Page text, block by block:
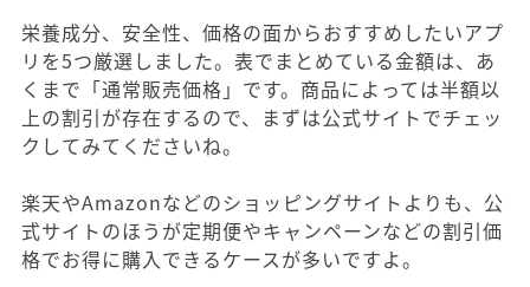
栄養成分、安全性、価格の面からおすすめしたいアプ
リを5つ厳選しました。表でまとめている金額は、あ
くまで「通常販売価格」です。商品によっては半額以
上の割引が存在するので、まずは公式サイトでチェッ
クしてみてくださいね。
楽天やAmazonなどのショッピングサイトよりも、公
式サイトのほうが定期便やキャンペーンなどの割引価
格でお得に購入できるケースが多いですよ。